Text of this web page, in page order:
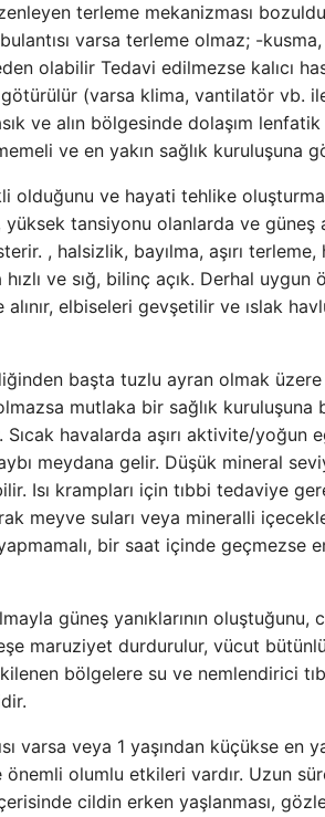
terleme mekanizması
varsa terleme olmaz; -
olabilir Tedavi edilmezse kalıcı
(varsa klima, vantilatör vb.
ve alın bölgesinde dolaşım lenfatik
ve en yakın sağlık kuruluşuna
olduğunu ve hayati tehlike
tansiyonu olanlarda ve güneş
, halsizlik, bayılma, aşırı terleme,
ve sığ, bilinç açık. Derhal uygun
elbiseleri gevşetilir ve ıslak
başta tuzlu ayran olmak üzere
mutlaka bir sağlık kuruluşuna
havalarda aşırı aktivite/yoğun
meydana gelir. Düşük mineral
Isı krampları için tıbbi tedaviye
meyve suları veya mineralli
bir saat içinde geçmezse
güneş yanıklarının oluştuğunu,
maruziyet durdurulur, vücut
bölgelere su ve nemlendirici
varsa veya 1 yaşından küçükse en
önemli olumlu etkileri vardır. Uzun
cildin erken yaşlanması,